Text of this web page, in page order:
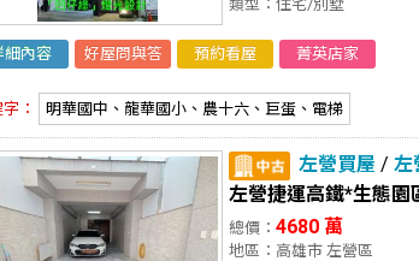
類型：住宅/別墅
細內容 好屋問與答 預約看屋 菁英店家
： 明華國中、龍華國小、農十六、巨蛋、電梯
左營買屋 / 左
左營捷運高鐵*生態園
總價： 4680 萬
地區：高雄市 左營區